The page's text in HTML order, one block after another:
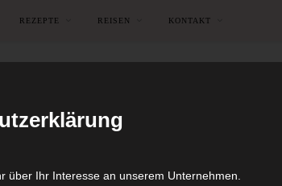
REZEPTE REISEN KONTAKT
über Ihr Interesse an unserem Unternehmen.